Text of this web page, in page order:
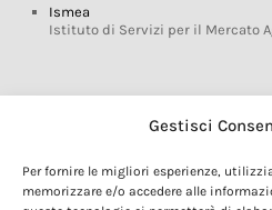
Gestisci
Per fornire le migliori esperienze,
memorizzare e/o accedere alle
Ismea
Istituto di Servizi per il Mercato
Glossario DOP IGP
Marchi DOP IGP
Normativa prodotti DOP IGP